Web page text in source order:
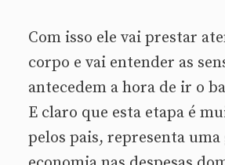
Com isso ele vai prestar
corpo e vai entender as
antecedem a hora de ir o
E claro que esta etapa é
pelos pais, representa uma